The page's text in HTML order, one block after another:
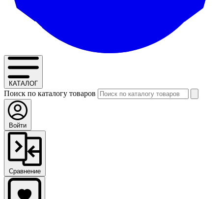
КАТАЛОГ
Поиск по каталогу товаров
Войти
Сравнение